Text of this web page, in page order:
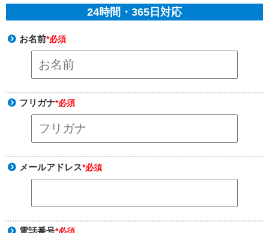
24時間・365日対応
お名前*必須
フリガナ*必須
メールアドレス*必須